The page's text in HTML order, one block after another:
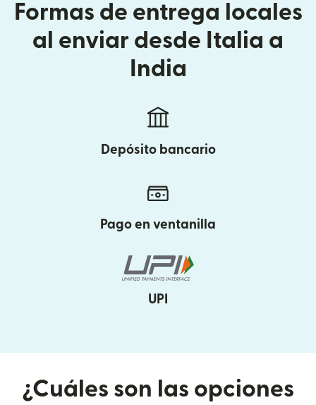
Formas de entrega locales
al enviar desde Italia a
India
Depósito bancario
Pago en ventanilla
UPI
¿Cuáles son las opciones